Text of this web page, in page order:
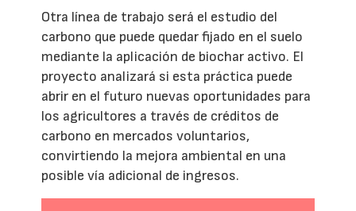
Otra línea de trabajo será el estudio del
carbono que puede quedar fijado en el suelo
mediante la aplicación de biochar activo. El
proyecto analizará si esta práctica puede
abrir en el futuro nuevas oportunidades para
los agricultores a través de créditos de
carbono en mercados voluntarios,
convirtiendo la mejora ambiental en una
posible vía adicional de ingresos.